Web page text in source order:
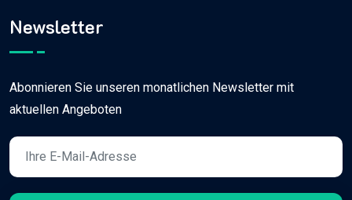
Newsletter
Abonnieren Sie unseren monatlichen Newsletter mit
aktuellen Angeboten